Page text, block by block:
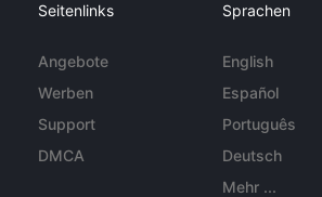
Seitenlinks
Angebote
Werben
Support
DMCA
Sprachen
English
Español
Português
Deutsch
Mehr ...